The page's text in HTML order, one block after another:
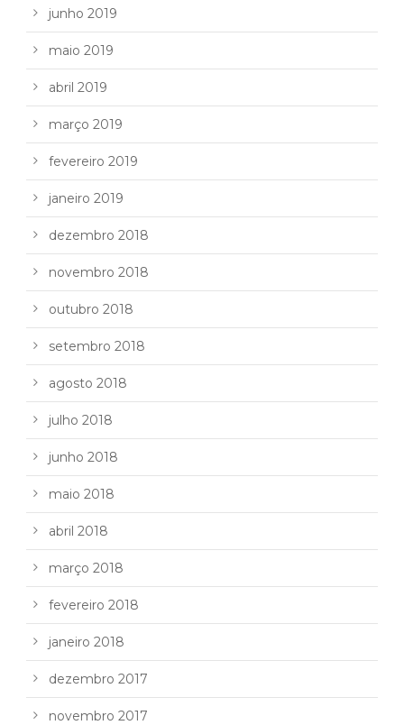
junho 2019
maio 2019
abril 2019
março 2019
fevereiro 2019
janeiro 2019
dezembro 2018
novembro 2018
outubro 2018
setembro 2018
agosto 2018
julho 2018
junho 2018
maio 2018
abril 2018
março 2018
fevereiro 2018
janeiro 2018
dezembro 2017
novembro 2017